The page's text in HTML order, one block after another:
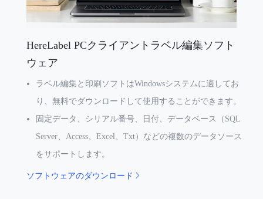
HereLabel PCクライアントラベル編集ソフト
ウェア
ラベル編集と印刷ソフトはWindowsシステムに適してお
り、無料でダウンロードして使用することができます。
固定データ、シリアル番号、日付、データベース（SQL
Server、Access、Excel、Txt）などの複数のデータソース
をサポートします。
ソフトウェアのダウンロード